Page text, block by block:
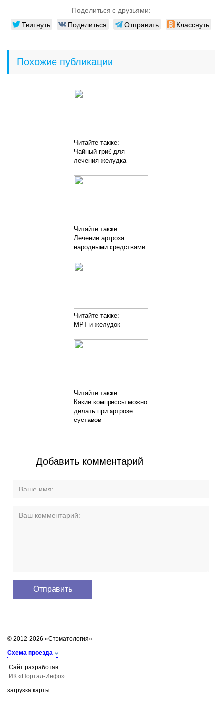
Поделиться с друзьями:
Твитнуть Поделиться Отправить Класснуть
Похожие публикации
Читайте также:
Чайный гриб для
лечения желудка
Читайте также:
Лечение артроза
народными средствами
Читайте также:
МРТ и желудок
Читайте также:
Какие компрессы можно
делать при артрозе
суставов
Добавить комментарий
© 2012-2026 «Стоматология»
Схема проезда
Сайт разработан
ИК «Портал-Инфо»
загрузка карты...